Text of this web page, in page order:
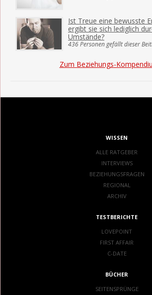
Ist Treue eine bewusste
ergibt sie sich lediglich
Umstände?
436 Personen gefällt dieser
Zum Beziehungs-
WISSEN
ALLE RATGEBER
INTERVIEWS
BEZIEHUNGSFRAGEN
REGIONAL
ARCHIV
TESTBERICHTE
LOVEPOINT
FIRST AFFAIR
C-DATE
BÜCHER
SEITENSPRÜNGE